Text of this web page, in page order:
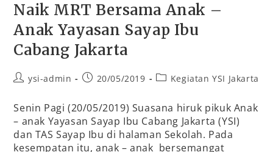
Naik MRT Bersama Anak –
Anak Yayasan Sayap Ibu
Cabang Jakarta
ysi-admin 20/05/2019 Kegiatan YSI Jakarta
Senin Pagi (20/05/2019) Suasana hiruk pikuk Anak
– anak Yayasan Sayap Ibu Cabang Jakarta (YSI)
dan TAS Sayap Ibu di halaman Sekolah. Pada
kesempatan itu, anak – anak bersemangat